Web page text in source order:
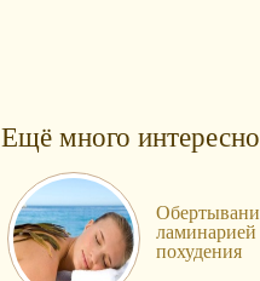
Ещё много
ламинарией
похудения